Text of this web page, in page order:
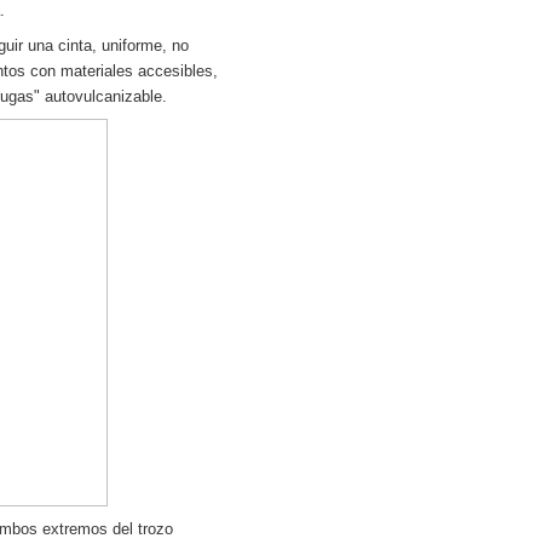
una cinta, uniforme, no
con materiales accesibles,
autovulcanizable.
extremos del trozo